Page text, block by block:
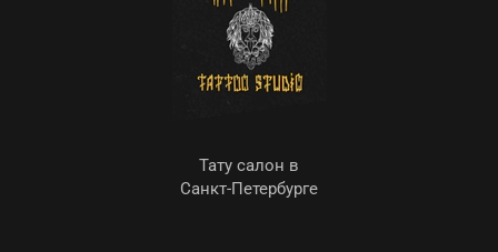
Тату салон в
Санкт-Петербурге